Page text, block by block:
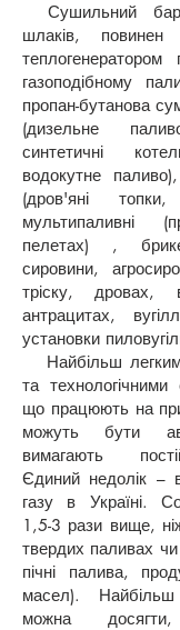
Сушильний
шлаків,
газоподібному
пропан-бутанова
(дизельне
синтетичні
водокутне
(дров'яні
мультипаливні
пелетах) ,
сировини,
тріску, дровах,
антрацитах,
установки
Найбільш
та технологічними
що працюють на
можуть бути
вимагають
Єдиний недолік –
газу в Україні.
1,5-3 рази вище,
твердих паливах чи
пічні палива,
масел). Найбільш
можна досягти,